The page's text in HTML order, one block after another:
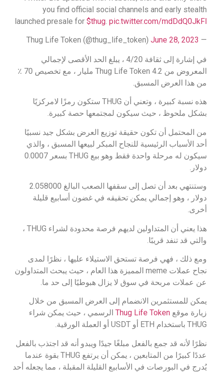
you find official social channels and early stealth
launched presale for $thug pic.twitter.com/mdDdQ0JkFl
— Thug Life Token (@thug_life_token)
June 28, 2023
في إشارة إلى ثقافة 4/20 ، يبلغ الحد الأقصى لإجمالي
المعروض من Thug Life Token 4.2 مليار ، مع تخصيص 70 ٪
من هذا العرض المسبق.
هذه نسبة كبيرة ، وتعني أن THUG ستكون رمزًا لامركزيًا
بشكل ملحوظ ، حيث سيكون لمجتمعها حصة كبيرة.
من المحتمل أن تكون حقيقة توزيع العرض بشكل جيد نسبيًا
أحد الأسباب الرئيسية للنجاح المبكر لبيعها المسبق ، والذي
سيكون له مرحلة واحدة فقط وهو بيع THUG بسعر 0.0007
دولار.
وستنتهي بعد أن تصل إلى سقفها الصعب البالغ 2.058000
دولار ، وهو إجمالي يمكن تحقيقه في غضون أسابيع قليلة
أخرى.
هذا يعني أن المتداولين لديهم فرصة محدودة لشراء THUG ،
والتي قد تنفد قريبًا.
ومع ذلك ، فهي فرصة تستحق الاستيلاء عليها ، نظرًا لمدى
نجاح عملات meme المميزة هذا العام ، حيث يبحث المتداولون
عن عملات مربحة في سوق لا يزال هبوطيًا إلى حد ما.
يمكن للمستثمرين الانضمام إلى العرض المسبق من خلال
زيارة موقع Thug Life Token الرسمي ، حيث يمكن شراء
THUG باستخدام ETH أو USDT أو العملة الورقية.
نظرًا لأنه قد جمع بالفعل مبلغًا جيدًا ويبدو أنه قد اجتذب بالفعل
عددًا كبيرًا من المتابعين ، يمكن أن يرتفع THUG بقوة عندما
يُدرج في البورصات في الأسابيع القليلة المقبلة ، مما يجعله أحد